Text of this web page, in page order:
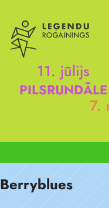
11. jūlijs
PILSRUNDĀLE
7.
Berryblues